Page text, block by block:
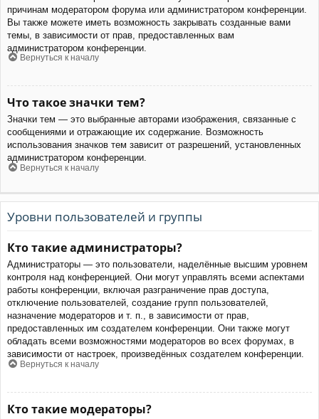
причинам модератором форума или администратором конференции.
Вы также можете иметь возможность закрывать созданные вами
темы, в зависимости от прав, предоставленных вам
администратором конференции.
Вернуться к началу
Что такое значки тем?
Значки тем — это выбранные авторами изображения, связанные с
сообщениями и отражающие их содержание. Возможность
использования значков тем зависит от разрешений, установленных
администратором конференции.
Вернуться к началу
Уровни пользователей и группы
Кто такие администраторы?
Администраторы — это пользователи, наделённые высшим уровнем
контроля над конференцией. Они могут управлять всеми аспектами
работы конференции, включая разграничение прав доступа,
отключение пользователей, создание групп пользователей,
назначение модераторов и т. п., в зависимости от прав,
предоставленных им создателем конференции. Они также могут
обладать всеми возможностями модераторов во всех форумах, в
зависимости от настроек, произведённых создателем конференции.
Вернуться к началу
Кто такие модераторы?